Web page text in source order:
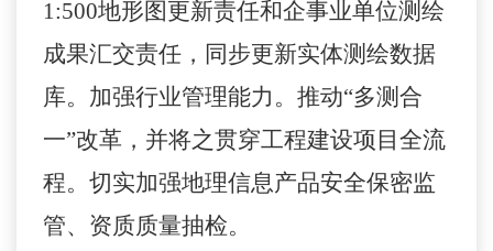
1:500地形图更新责任和企事业单位测绘
成果汇交责任，同步更新实体测绘数据
库。加强行业管理能力。推动“多测合
一”改革，并将之贯穿工程建设项目全流
程。切实加强地理信息产品安全保密监
管、资质质量抽检。